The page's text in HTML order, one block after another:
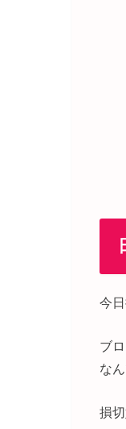
今
ブ
な
損